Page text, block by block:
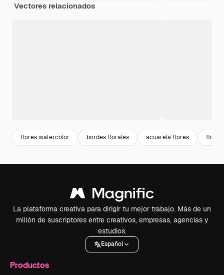
Vectores relacionados
flores watercolor bordes florales acuarela flores floral
La plataforma creativa para dirigir tu mejor trabajo. Más de un
millón de suscriptores entre creativos, empresas, agencias y
estudios.
Español
Productos